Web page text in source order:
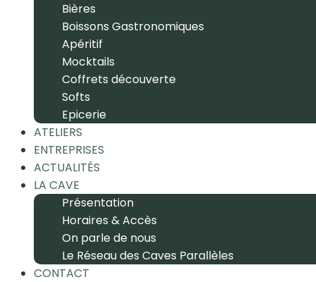
Bières
Boissons Gastronomiques
Apéritif
Mocktails
Coffrets découverte
Softs
Epicerie
ATELIERS
ENTREPRISES
ACTUALITÉS
LA CAVE
Présentation
Horaires & Accès
On parle de nous
Le Réseau des Caves Parallèles
CONTACT